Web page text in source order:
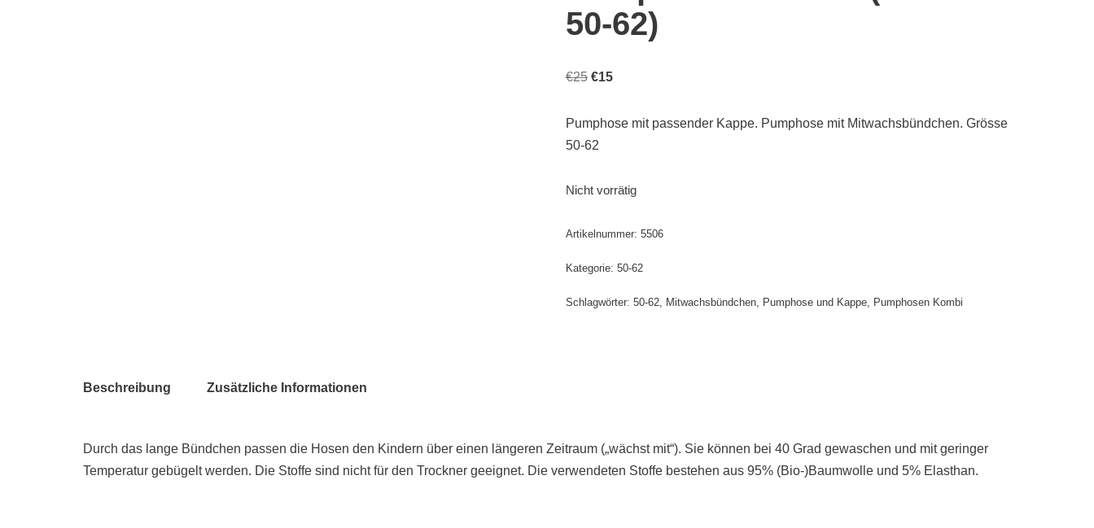
50-62)
€25 €15
Pumphose mit passender Kappe. Pumphose mit Mitwachsbündchen. Grösse
50-62
Nicht vorrätig
Artikelnummer: 5506
Kategorie: 50-62
Schlagwörter: 50-62, Mitwachsbündchen, Pumphose und Kappe, Pumphosen Kombi
Beschreibung Zusätzliche Informationen
Durch das lange Bündchen passen die Hosen den Kindern über einen längeren Zeitraum („wächst mit“). Sie können bei 40 Grad gewaschen und mit geringer
Temperatur gebügelt werden. Die Stoffe sind nicht für den Trockner geeignet. Die verwendeten Stoffe bestehen aus 95% (Bio-)Baumwolle und 5% Elasthan.